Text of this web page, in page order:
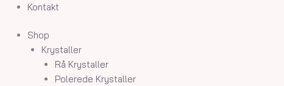
Kontakt
Shop
Krystaller
Rå Krystaller
Polerede Krystaller